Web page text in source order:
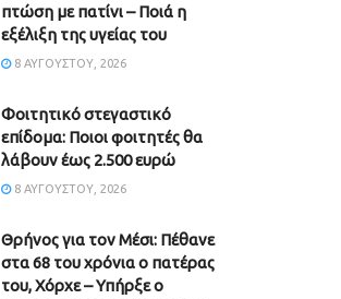
πτώση με πατίνι – Ποιά η
εξέλιξη της υγείας του
8 ΑΥΓΟΎΣΤΟΥ, 2026
Φοιτητικό στεγαστικό
επίδομα: Ποιοι φοιτητές θα
λάβουν έως 2.500 ευρώ
8 ΑΥΓΟΎΣΤΟΥ, 2026
Θρήνος για τον Μέσι: Πέθανε
στα 68 του χρόνια ο πατέρας
του, Χόρχε – Υπήρξε ο